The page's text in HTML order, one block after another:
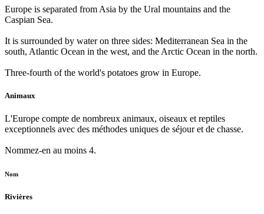
Europe is separated from Asia by the Ural mountains and the
Caspian Sea.
It is surrounded by water on three sides: Mediterranean Sea in the
south, Atlantic Ocean in the west, and the Arctic Ocean in the north.
Three-fourth of the world's potatoes grow in Europe.
Animaux
L'Europe compte de nombreux animaux, oiseaux et reptiles
exceptionnels avec des méthodes uniques de séjour et de chasse.
Nommez-en au moins 4.
Nom
Rivières